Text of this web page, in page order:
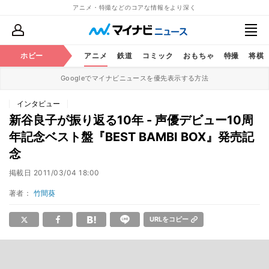
アニメ・特撮などのコアな情報をより深く
ホビー アニメ 鉄道 コミック おもちゃ 特撮 将棋
Googleでマイナビニュースを優先表示する方法
インタビュー
新谷良子が振り返る10年 - 声優デビュー10周
年記念ベスト盤『BEST BAMBI BOX』発売記
念
掲載日 2011/03/04 18:00
著者： 竹間葵
URLをコピー